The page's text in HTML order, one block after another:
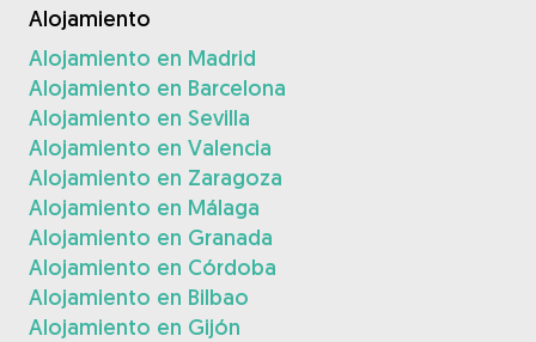
Alojamiento
Alojamiento en Madrid
Alojamiento en Barcelona
Alojamiento en Sevilla
Alojamiento en Valencia
Alojamiento en Zaragoza
Alojamiento en Málaga
Alojamiento en Granada
Alojamiento en Córdoba
Alojamiento en Bilbao
Alojamiento en Gijón